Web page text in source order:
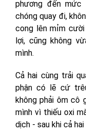
phương đến mức
chóng quay đi,
cong lên mỉm cười
lợi, cũng không
mình.
Cả hai cùng trải
phận có lẽ cứ
không phải ôm cô
mình vì thiếu oxi
dịch - sau khi cả